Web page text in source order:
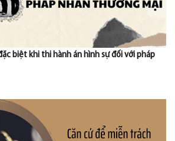
biệt khi thi hành án hình sự đối với pháp